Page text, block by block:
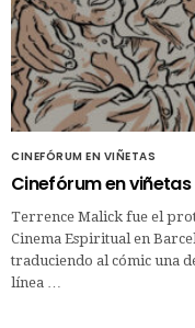
CINEFÓRUM EN VIÑETAS
Cinefórum en
Terrence Malick fue el
Cinema Espiritual en
traduciendo al cómic una
línea …